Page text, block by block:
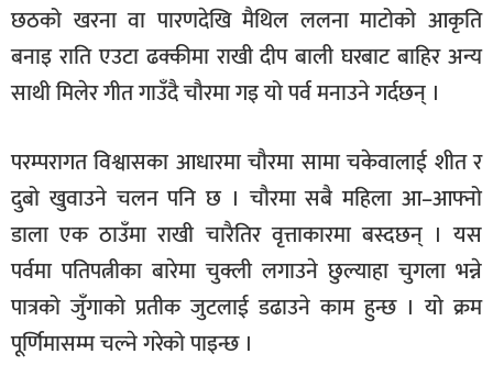
छठको खरना वा पारणदेखि मैथिल ललना माटोको आकृति
बनाइ राति एउटा ढक्कीमा राखी दीप बाली घरबाट बाहिर अन्य
साथी मिलेर गीत गाउँदै चौरमा गइ यो पर्व मनाउने गर्दछन् ।
परम्परागत विश्वासका आधारमा चौरमा सामा चकेवालाई शीत र
दुबो खुवाउने चलन पनि छ । चौरमा सबै महिला आ–आफ्नो
डाला एक ठाउँमा राखी चारैतिर वृत्ताकारमा बस्दछन् । यस
पर्वमा पतिपत्नीका बारेमा चुक्ली लगाउने छुल्याहा चुगला भन्ने
पात्रको जुँगाको प्रतीक जुटलाई डढाउने काम हुन्छ । यो क्रम
पूर्णिमासम्म चल्ने गरेको पाइन्छ ।